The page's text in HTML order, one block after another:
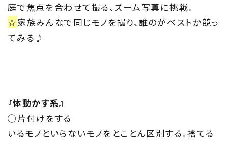
じゅうmado
住宅相談窓口 じゅうmado
庭で焦点を合わせて撮る、ズーム写真に挑戦。
☆家族みんなで同じモノを撮り、誰のがベストか競っ
てみる♪
『体動かす系』
◯片付けをする
いるモノといらないモノをとことん区別する。捨てる